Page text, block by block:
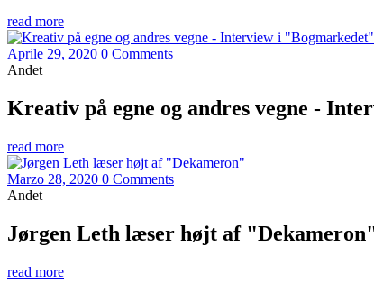
read more
Aprile 29, 2020 0 Comments
Andet
Kreativ på egne og andres vegne -
read more
Marzo 28, 2020 0 Comments
Andet
Jørgen Leth læser højt af
read more